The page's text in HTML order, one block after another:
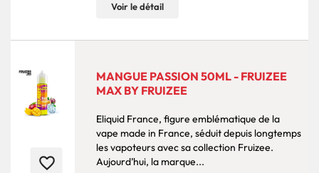
Voir le détail
favorite_border
MANGUE PASSION 50ML - FRUIZEE
MAX BY FRUIZEE
Eliquid France, figure emblématique de la
vape made in France, séduit depuis longtemps
les vapoteurs avec sa collection Fruizee.
Aujourd’hui, la marque...